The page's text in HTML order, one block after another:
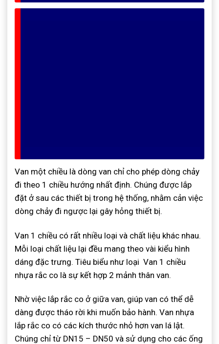
Van một chiều là dòng van chỉ cho phép dòng chảy
đi theo 1 chiều hướng nhất định. Chúng được lắp
đặt ở sau các thiết bị trong hệ thống, nhằm cản việc
dòng chảy đi ngược lại gây hỏng thiết bị.
Van 1 chiều có rất nhiều loại và chất liệu khác nhau.
Mỗi loại chất liệu lại đều mang theo vài kiểu hình
dáng đặc trưng. Tiêu biểu như loại Van 1 chiều
nhựa rắc co là sự kết hợp 2 mảnh thân van.
Nhờ việc lắp rắc co ở giữa van, giúp van có thể dễ
dàng được tháo rời khi muốn bảo hành. Van nhựa
lắp rắc co có các kích thước nhỏ hơn van lá lật.
Chúng chỉ từ DN15 – DN50 và sử dụng cho các ống